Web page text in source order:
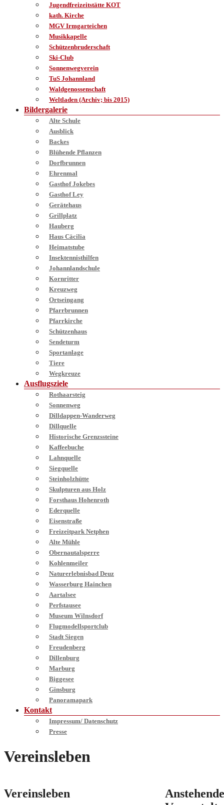
Jugendfreizeitstätte KOT
kath. Kirche
MGV Irmgarteichen
Musikkapelle
Schützenbruderschaft
Ski-Club
Sonnenwegverein
TuS Johannland
Waldgenossenschaft
Weltladen (Archiv; bis 2015)
Bildergalerie
Alte Schule
Ausblick
Backes
Blühende Pflanzen
Dorfbrunnen
Ehrenmal
Gasthof Jokebes
Gasthof Ley
Gerätehaus
Grillplatz
Hauberg
Haus Cäcilia
Heimatstube
Insektennisthilfen
Johannlandschule
Kornritter
Kreuzweg
Ortseingang
Pfarrbrunnen
Pfarrkirche
Schützenhaus
Sendeturm
Sportanlage
Tiere
Wegkreuze
Ausflugsziele
Rothaarsteig
Sonnenweg
Dilldappen-Wanderweg
Dillquelle
Historische Grenzssteine
Kaffeebuche
Lahnquelle
Siegquelle
Steinholzhütte
Skulpturen aus Holz
Forsthaus Hohenroth
Ederquelle
Eisenstraße
Freizeitpark Netphen
Alte Mühle
Obernautalsperre
Kohlenmeiler
Naturerlebnisbad Deuz
Wasserburg Hainchen
Aartalsee
Perfstausee
Museum Wilnsdorf
Flugmodellsportclub
Stadt Siegen
Freudenberg
Dillenburg
Marburg
Biggesee
Ginsburg
Panoramapark
Kontakt
Impressum/ Datenschutz
Presse
Vereinsleben
Vereinsleben
Anstehende